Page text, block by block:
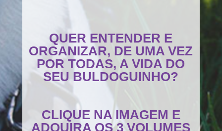
QUER ENTENDER E
ORGANIZAR, DE UMA VEZ
POR TODAS, A VIDA DO
SEU BULDOGUINHO?
CLIQUE NA IMAGEM E
ADQUIRA OS 3 VOLUMES